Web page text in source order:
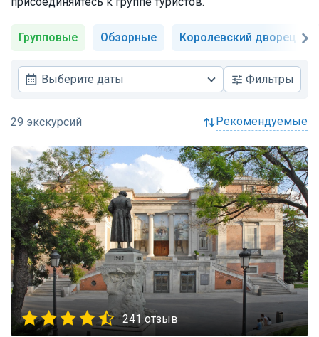
Групповые Обзорные Королевский дворец
Выберите даты Фильтры
рекомендуемые
241 отзыв